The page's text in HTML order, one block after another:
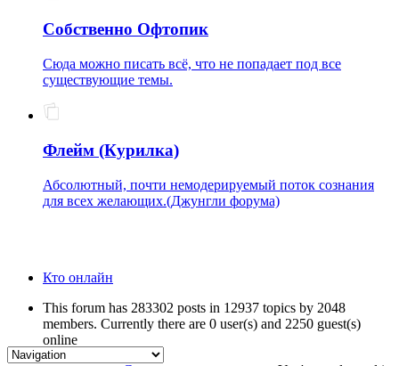
Собственно Офтопик
Сюда можно писать всё, что не попадает под все
существующие темы.
Флейм (Курилка)
Абсолютный, почти немодерируемый поток сознания
для всех желающих.(Джунгли форума)
Кто онлайн
This forum has 283302 posts in 12937 topics by 2048
members. Currently there are 0 user(s) and 2250 guest(s)
online